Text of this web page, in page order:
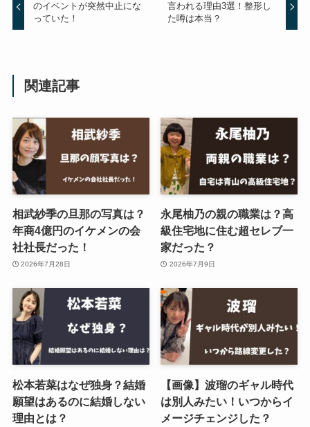
のイベントが突然中止にな
っていた！
言われる理由3選！整形し
た噂は本当？
関連記事
相武紗季の旦那の写真は？
年商4億円のイケメンの会
社社長だった！
2026年7月28日
永尾柚乃の親の職業は？高
級住宅地に住む超セレブ一
家だった？
2026年7月9日
松本若菜はなぜ独身？結婚
願望はあるのに結婚しない
理由とは？
【画像】波瑠のギャル時代
は別人みたい！いつからイ
メージチェンジした？